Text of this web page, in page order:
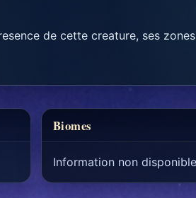
de cette creature, ses
Biomes
Information non